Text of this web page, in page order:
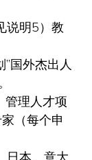
明5）教
国外杰出人
理人才项
（每个申